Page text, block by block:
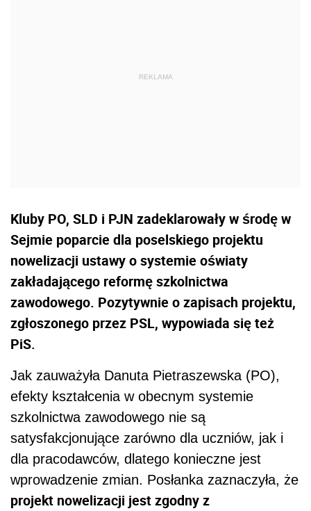
Kluby PO, SLD i PJN zadeklarowały w środę w
Sejmie poparcie dla poselskiego projektu
nowelizacji ustawy o systemie oświaty
zakładającego reformę szkolnictwa
zawodowego. Pozytywnie o zapisach projektu,
zgłoszonego przez PSL, wypowiada się też
PiS.
Jak zauważyła Danuta Pietraszewska (PO),
efekty kształcenia w obecnym systemie
szkolnictwa zawodowego nie są
satysfakcjonujące zarówno dla uczniów, jak i
dla pracodawców, dlatego konieczne jest
wprowadzenie zmian. Posłanka zaznaczyła, że
projekt nowelizacji jest zgodny z